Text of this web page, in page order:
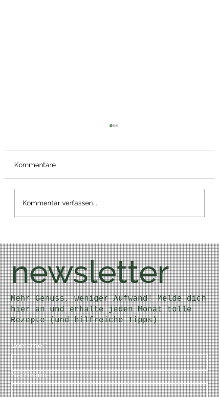
Bärlauch Wrap
Kommentare
Kommentar verfassen...
newsletter
Mehr Genuss, weniger Aufwand! Melde dich
hier an und erhalte jeden Monat tolle
Rezepte (und hilfreiche Tipps)
Vorname *
Nachname *